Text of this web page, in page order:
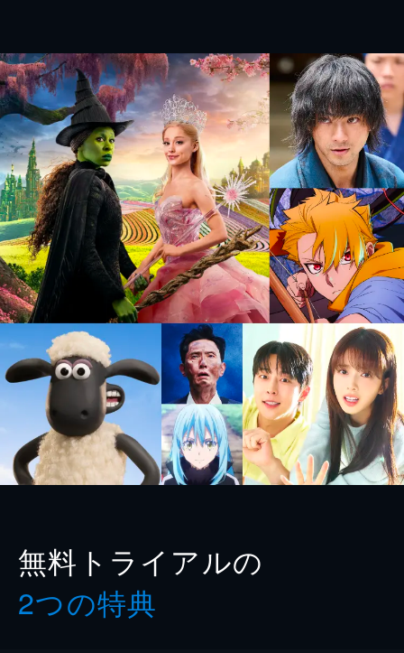
無料トライアルの
2つの特典